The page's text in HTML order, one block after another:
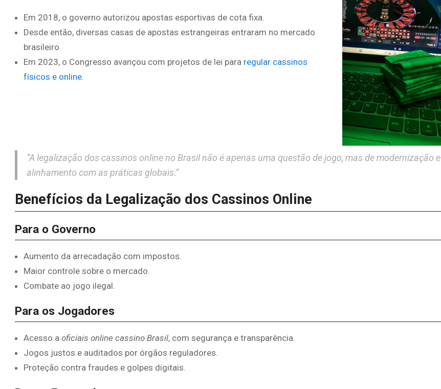
Em 2018, o governo autorizou apostas esportivas de cota fixa.
Desde então, diversas casas de apostas estrangeiras entraram no mercado
brasileiro.
Em 2023, o Congresso avançou com projetos de lei para regular cassinos
físicos e online.
“A legalização dos cassinos online no Brasil não é apenas uma questão de jogo, mas de modernização e
alinhamento com as práticas globais.”
Benefícios da Legalização dos Cassinos Online
Para o Governo
Aumento da arrecadação com impostos.
Maior controle sobre o mercado.
Combate ao jogo ilegal.
Para os Jogadores
Acesso a oficiais online cassino Brasil, com segurança e transparência.
Jogos justos e auditados por órgãos reguladores.
Proteção contra fraudes e golpes digitais.